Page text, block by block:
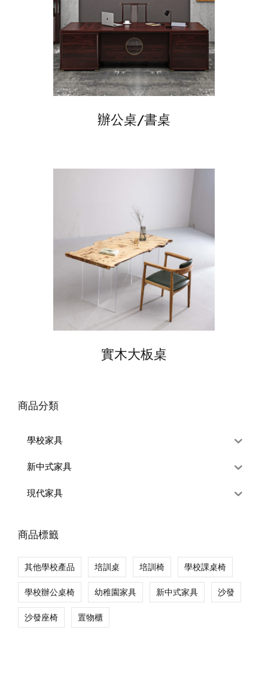
商品分類
學校家具
新中式家具
現代家具
商品標籤
其他學校產品 培訓桌 培訓椅 學校課桌椅
學校辦公桌椅 幼稚園家具 新中式家具 沙發
沙發座椅 置物櫃
辦公桌/書桌
實木大板桌